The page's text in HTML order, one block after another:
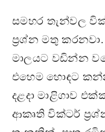
සමහර තැන්වල
ප‍්‍රශ්න මතු
මාලයට වඩින්න
එහෙම හොඳට
දළදා මාළිගාව
ආකෘති වික්ටර්